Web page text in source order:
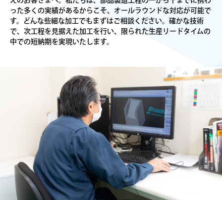
った多くの実績があるからこそ、オールラウンドな対応が可能で
す。どんな些細な加工でもまずはご相談ください。確かな技術
で、次工程を見据えた加工を行い、限られた生産リードタイムの
中での短納期を実現いたします。